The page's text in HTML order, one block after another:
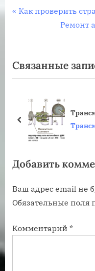
Навигация
П
ы
д
а
а
и
с
:
Как проверить
С
д
у
щ
а
я
а
и
с
:
Ремонт
Связанные
пред
Добавить
Ваш адрес email не
Обязательные поля
Комментарий *